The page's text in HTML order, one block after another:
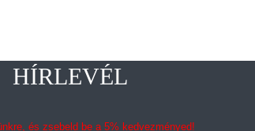
HÍRLEVÉL
és zsebeld be a 5% kedvezményed!